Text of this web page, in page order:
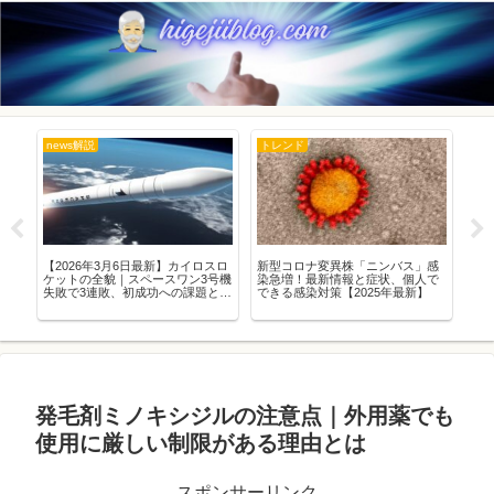
news解説
【2026年3月6日最新】カイロスロ
ケットの全貌｜スペースワン3号機
失敗で3連敗、初成功への課題とス
説
トレンド
新型コロナ変異株「ニンバス」感
染急増！最新情報と症状、個人で
できる感染対策【2025年最新】
発毛剤ミノキシジルの注意点｜外用薬でも
使用に厳しい制限がある理由とは